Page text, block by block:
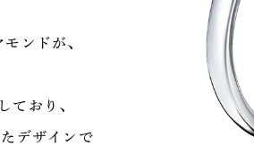
ンドが、
ており、
デザインで